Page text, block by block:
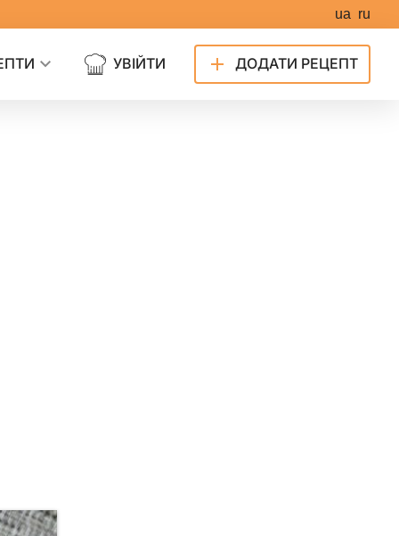
ua ru
УВІЙТИ ДОДАТИ РЕЦЕПТ